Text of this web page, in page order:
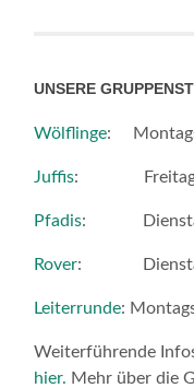
UNSERE
Wölflinge:
Juffis: Freitags
Pfadis:
Rover:
Leiterrunde:
Weiterführende
hier. Mehr über die